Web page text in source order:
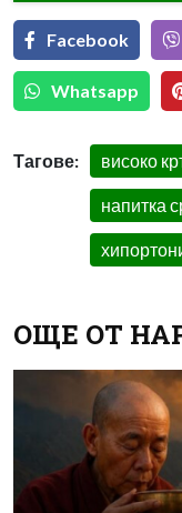
Facebook
Whatsapp
Тагове: високо
напитка
ОЩЕ ОТ